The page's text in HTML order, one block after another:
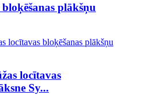
plākšņu
locītavas
Sy...